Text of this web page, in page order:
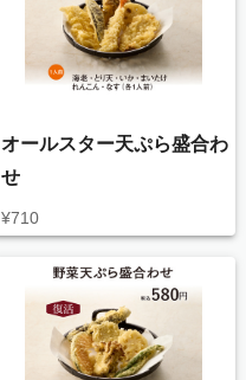
オールスター天ぷら盛合わ
せ
¥710